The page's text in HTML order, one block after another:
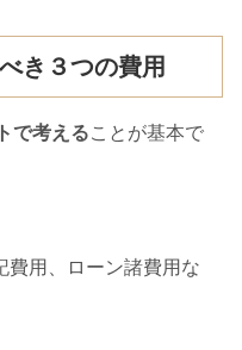
き３つの費用
で考えることが基本で
費用、ローン諸費用な